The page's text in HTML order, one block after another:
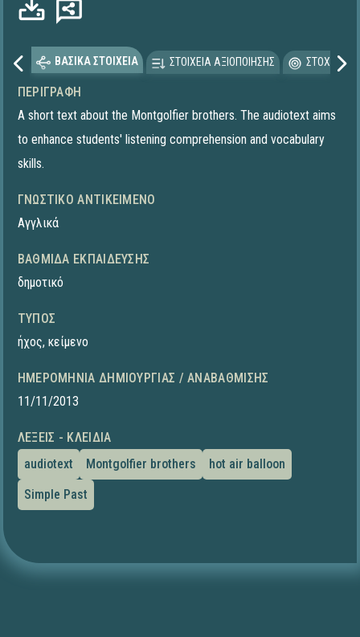
ΒΑΣΙΚΑ ΣΤΟΙΧΕΙΑ ΣΤΟΙΧΕΙΑ ΑΞΙΟΠΟΙΗΣΗΣ
ΠΕΡΙΓΡΑΦΉ
A short text about the Montgolfier brothers. The audiotext aims
to enhance students' listening comprehension and vocabulary
skills.
ΓΝΩΣΤΙΚΌ ΑΝΤΙΚΕΊΜΕΝΟ
Αγγλικά
ΒΑΘΜΊΔΑ ΕΚΠΑΊΔΕΥΣΗΣ
δημοτικό
ΤΎΠΟΣ
ήχος, κείμενο
ΗΜΕΡΟΜΗΝΊΑ ΔΗΜΙΟΥΡΓΊΑΣ / ΑΝΑΒΆΘΜΙΣΗΣ
11/11/2013
ΛΈΞΕΙΣ - ΚΛΕΙΔΙΆ
audiotext
Montgolfier brothers
hot air balloon
Simple Past